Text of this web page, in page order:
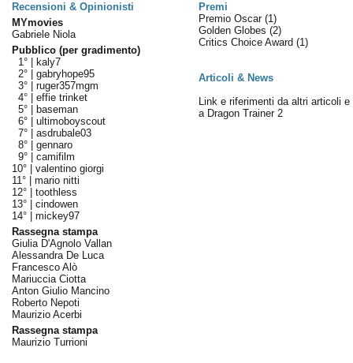
Recensioni & Opinionisti
Premi
MYmovies
Gabriele Niola
Pubblico (per gradimento)
1° |
kaly7
2° | gabryhope95
3° | ruger357mgm
4° | effie trinket
5° |
baseman
6° | ultimoboyscout
7° | asdrubale03
8° | gennaro
9° | camifilm
10° | valentino giorgi
11° | mario nitti
12° | toothless
13° | cindowen
14° | mickey97
Rassegna stampa
Giulia D'Agnolo Vallan
Alessandra De Luca
Francesco Alò
Mariuccia Ciotta
Anton Giulio Mancino
Roberto Nepoti
Maurizio Acerbi
Rassegna stampa
Maurizio Turrioni
Premio Oscar (1)
Golden Globes (2)
Critics Choice Award (1)
Articoli & News
Link e riferimenti da altri articoli e
a Dragon Trainer 2